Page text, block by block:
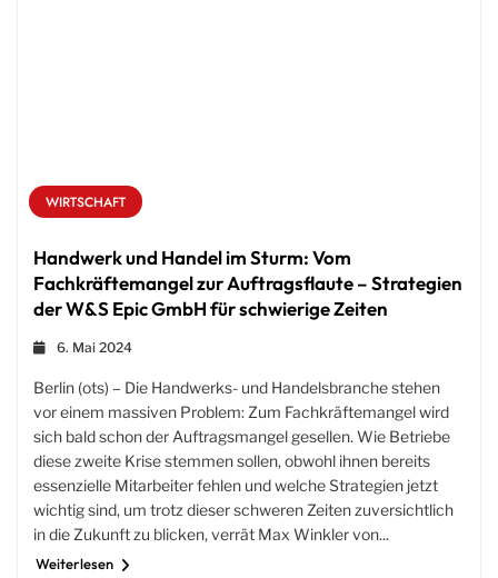
WIRTSCHAFT
Handwerk und Handel im Sturm: Vom
Fachkräftemangel zur Auftragsflaute – Strategien
der W&S Epic GmbH für schwierige Zeiten
6. Mai 2024
Berlin (ots) – Die Handwerks- und Handelsbranche stehen
vor einem massiven Problem: Zum Fachkräftemangel wird
sich bald schon der Auftragsmangel gesellen. Wie Betriebe
diese zweite Krise stemmen sollen, obwohl ihnen bereits
essenzielle Mitarbeiter fehlen und welche Strategien jetzt
wichtig sind, um trotz dieser schweren Zeiten zuversichtlich
in die Zukunft zu blicken, verrät Max Winkler von...
Weiterlesen